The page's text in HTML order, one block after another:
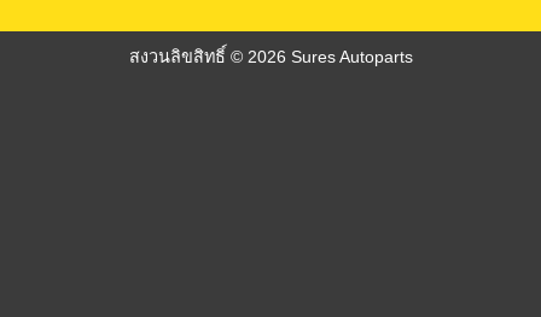
สงวนลิขสิทธิ์ © 2026 Sures Autoparts